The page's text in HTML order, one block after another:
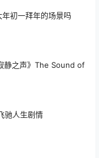
初一拜年的场景吗
静之声》The Sound of
驰人生剧情